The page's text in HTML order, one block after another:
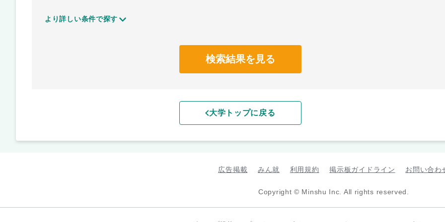
より詳しい条件で探す
検索結果を見る
大学トップに戻る
広告掲載 みん就 利用規約 掲示板ガイドライン お問い合わ
Copyright © Minshu Inc. All rights reserved.